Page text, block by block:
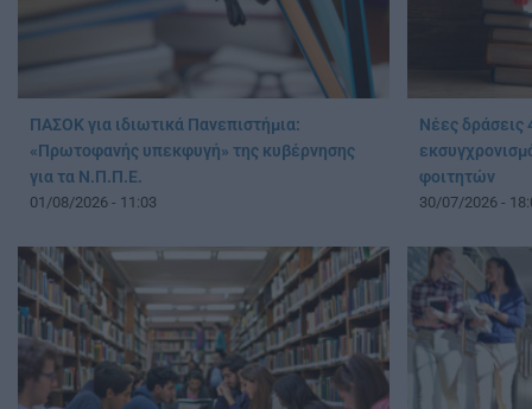
ΠΑΣΟΚ για ιδιωτικά Πανεπιστήμια:
«Πρωτοφανής υπεκφυγή» της κυβέρνησης
για τα Ν.Π.Π.Ε.
01/08/2026 - 11:03
Νέες δράσεις
φοιτητών
30/07/2026 -